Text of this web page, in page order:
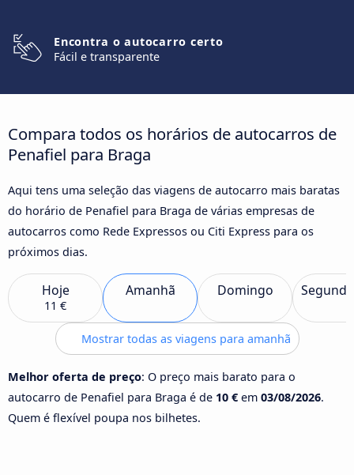
Encontra o autocarro certo
Fácil e transparente
Compara todos os horários de autocarros de
Penafiel para Braga
Aqui tens uma seleção das viagens de autocarro mais baratas
do horário de Penafiel para Braga de várias empresas de
autocarros como Rede Expressos ou Citi Express para os
próximos dias.
Hoje
11 €
Amanhã Domingo
Mostrar todas as viagens para amanhã
Melhor oferta de preço: O preço mais barato para o
autocarro de Penafiel para Braga é de 10 € em 03/08/2026.
Quem é flexível poupa nos bilhetes.